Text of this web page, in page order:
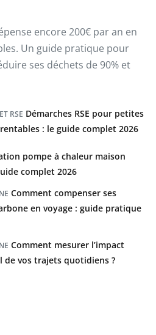
encore 200€ par an en
Un guide pratique pour
ses déchets de 90% et
RSE Démarches RSE pour petites
: le guide complet 2026
pompe à chaleur maison
complet 2026
Comment compenser ses
en voyage : guide pratique
Comment mesurer l’impact
de vos trajets quotidiens ?